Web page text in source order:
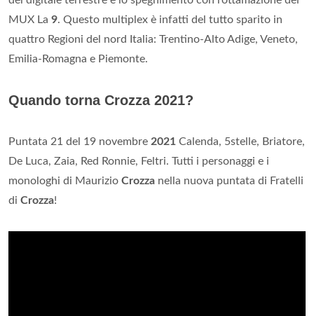
MUX La 9. Questo multiplex è infatti del tutto sparito in
quattro Regioni del nord Italia: Trentino-Alto Adige, Veneto,
Emilia-Romagna e Piemonte.
Quando torna Crozza 2021?
Puntata 21 del 19 novembre 2021 Calenda, 5stelle, Briatore,
De Luca, Zaia, Red Ronnie, Feltri. Tutti i personaggi e i
monologhi di Maurizio Crozza nella nuova puntata di Fratelli
di Crozza!